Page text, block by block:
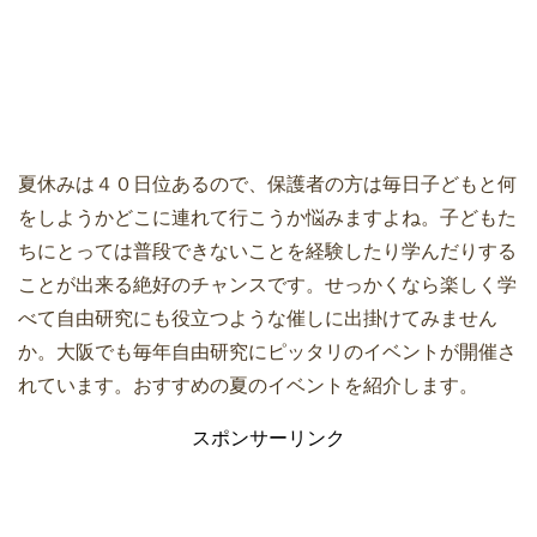
夏休みは４０日位あるので、保護者の方は毎日子どもと何
をしようかどこに連れて行こうか悩みますよね。子どもた
ちにとっては普段できないことを経験したり学んだりする
ことが出来る絶好のチャンスです。せっかくなら楽しく学
べて自由研究にも役立つような催しに出掛けてみません
か。大阪でも毎年自由研究にピッタリのイベントが開催さ
れています。おすすめの夏のイベントを紹介します。
スポンサーリンク